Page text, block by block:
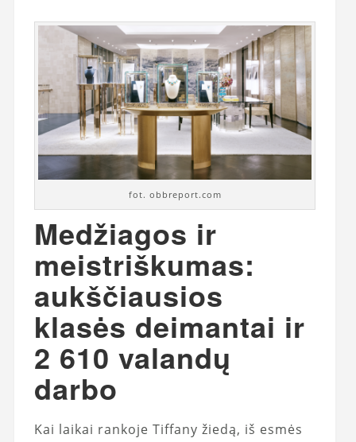
fot. obbreport.com
Medžiagos ir
meistriškumas:
aukščiausios
klasės deimantai ir
2 610 valandų
darbo
Kai laikai rankoje Tiffany žiedą, iš esmės